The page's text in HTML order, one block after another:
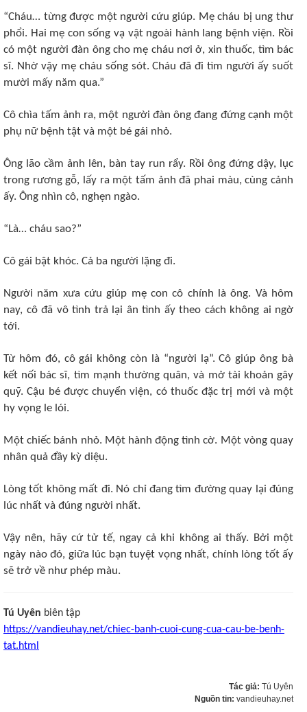
“Cháu… từng được một người cứu giúp. Mẹ cháu bị ung thư
phổi. Hai mẹ con sống vạ vật ngoài hành lang bệnh viện. Rồi
có một người đàn ông cho mẹ cháu nơi ở, xin thuốc, tìm bác
sĩ. Nhờ vậy mẹ cháu sống sót. Cháu đã đi tìm người ấy suốt
mười mấy năm qua.”
Cô chìa tấm ảnh ra, một người đàn ông đang đứng cạnh một
phụ nữ bệnh tật và một bé gái nhỏ.
Ông lão cầm ảnh lên, bàn tay run rẩy. Rồi ông đứng dậy, lục
trong rương gỗ, lấy ra một tấm ảnh đã phai màu, cùng cảnh
ấy. Ông nhìn cô, nghẹn ngào.
“Là… cháu sao?”
Cô gái bật khóc. Cả ba người lặng đi.
Người năm xưa cứu giúp mẹ con cô chính là ông. Và hôm
nay, cô đã vô tình trả lại ân tình ấy theo cách không ai ngờ
tới.
Từ hôm đó, cô gái không còn là “người lạ”. Cô giúp ông bà
kết nối bác sĩ, tìm mạnh thường quân, và mở tài khoản gây
quỹ. Cậu bé được chuyển viện, có thuốc đặc trị mới và một
hy vọng le lói.
Một chiếc bánh nhỏ. Một hành động tình cờ. Một vòng quay
nhân quả đầy kỳ diệu.
Lòng tốt không mất đi. Nó chỉ đang tìm đường quay lại đúng
lúc nhất và đúng người nhất.
Vậy nên, hãy cứ tử tế, ngay cả khi không ai thấy. Bởi một
ngày nào đó, giữa lúc bạn tuyệt vọng nhất, chính lòng tốt ấy
sẽ trở về như phép màu.
Tú Uyên biên tập
https://vandieuhay.net/chiec-banh-cuoi-cung-cua-cau-be-benh-
tat.html
Tác giả: Tú Uyên
Nguồn tin: vandieuhay.net